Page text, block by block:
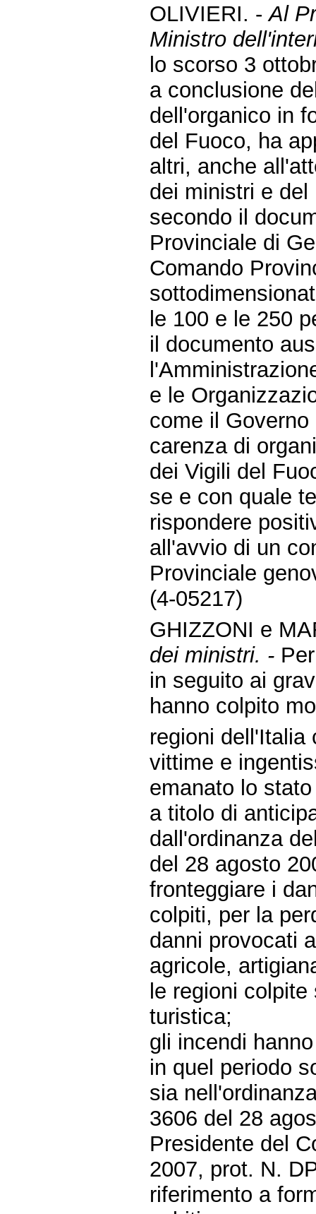
OLIVIERI. -Al
Ministro
lo scorso 3
a conclusione
dell'organico in
del Fuoco, ha
altri, anche
dei ministri e
secondo il
Provinciale di
Comando
le 100 e le 250
il documento
e le
come il
carenza di
dei Vigili del
se e con quale
rispondere
all'avvio di un
Provinciale
(4-05217)
GHIZZONI e
dei ministri. -
in seguito ai
hanno colpito
regioni dell'Italia
vittime e
emanato lo
a titolo di
dall'ordinanza
del 28 agosto
fronteggiare i
colpiti, per la
danni provocati
agricole,
le regioni
turistica;
gli incendi
in quel periodo
sia
3606 del 28
Presidente del
2007, prot. N.
riferimento a